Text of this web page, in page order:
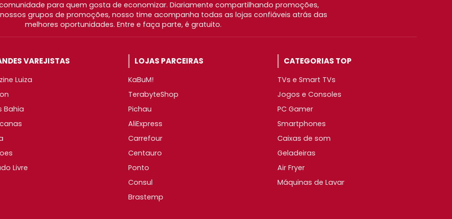
para quem gosta de economizar. Diariamente compartilhando promoções,
grupos de promoções, nosso time acompanha todas as lojas confiáveis atrás das
melhores oportunidades. Entre e faça parte, é gratuito.
VAREJISTAS
Luiza
Bahia
Livre
LOJAS PARCEIRAS
KaBuM!
TerabyteShop
Pichau
AliExpress
Carrefour
Centauro
Ponto
Consul
Brastemp
CATEGORIAS TOP
TVs e Smart TVs
Jogos e Consoles
PC Gamer
Smartphones
Caixas de som
Geladeiras
Air Fryer
Máquinas de Lavar